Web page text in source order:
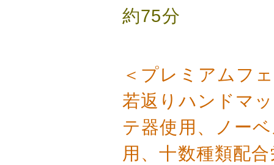
約75分
＜プレミアムフ
若返りハンドマ
テ器使用、ノー
用、十数種類配